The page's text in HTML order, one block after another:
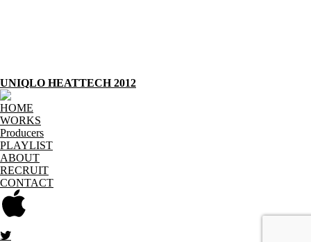
UNIQLO HEATTECH 2012
HOME
WORKS
Producers
PLAYLIST
ABOUT
RECRUIT
CONTACT